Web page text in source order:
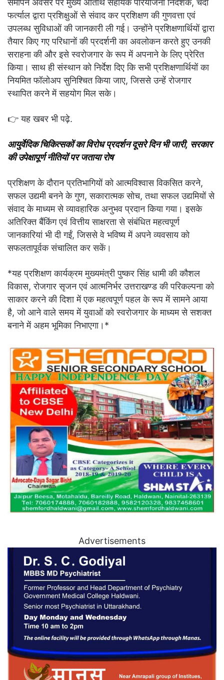
समापन अवसर पर मुख्य अतिथि सहायक परियोजना निदेशक, चंदा
फर्त्याल द्वारा प्रशिक्षुओं से संवाद कर प्रशिक्षण की गुणवत्ता एवं
उपलब्ध सुविधाओं की जानकारी ली गई। उन्होंने प्रशिक्षणार्थियों द्वारा
तैयार किए गए परिधानों की प्रदर्शनी का अवलोकन करते हुए उनकी
सराहना की और इसे स्वरोजगार के रूप में अपनाने के लिए प्रेरित
किया। साथ ही संस्थान को निर्देश दिए कि सभी प्रशिक्षणार्थियों का
नियमित फॉलोअप सुनिश्चित किया जाए, जिससे उन्हें रोजगार
स्थापित करने में सहयोग मिल सके।
👉 यह खबर भी पढ़े.
आयुर्वेदिक चिकित्सकों का विरोध प्रदर्शन दूसरे दिन भी जारी, सरकार
की उपेक्षापूर्ण नीतियों पर जताया रोष
प्रशिक्षण के दौरान प्रतिभागियों को आत्मविश्वास विकसित करने,
सफल उद्यमी बनने के गुण, सकारात्मक सोच, तथा सफल उद्यमियों से
संवाद के माध्यम से व्यावहारिक अनुभव प्रदान किया गया। इसके
अतिरिक्त बैंकिंग एवं वित्तीय साक्षरता से संबंधित महत्वपूर्ण
जानकारियां भी दी गईं, जिससे वे भविष्य में अपने व्यवसाय को
सफलतापूर्वक संचालित कर सकें।
*यह प्रशिक्षण कार्यक्रम मुख्यमंत्री पुष्कर सिंह धामी की कौशल
विकास, रोजगार सृजन एवं आत्मनिर्भर उत्तराखण्ड की परिकल्पना को
साकार करने की दिशा में एक महत्वपूर्ण पहल के रूप में सामने आया
है, जो आने वाले समय में युवाओं को स्वरोजगार के माध्यम से सशक्त
बनाने में अहम भूमिका निभाएगा।*
Advertisements